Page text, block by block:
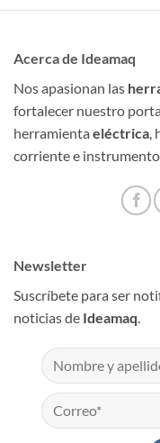
Acerca de Ideamaq
Nos apasionan las
fortalecer nuestro
herramienta eléctrica,
corriente e
Newsletter
Suscríbete para ser
noticias de Ideamaq.